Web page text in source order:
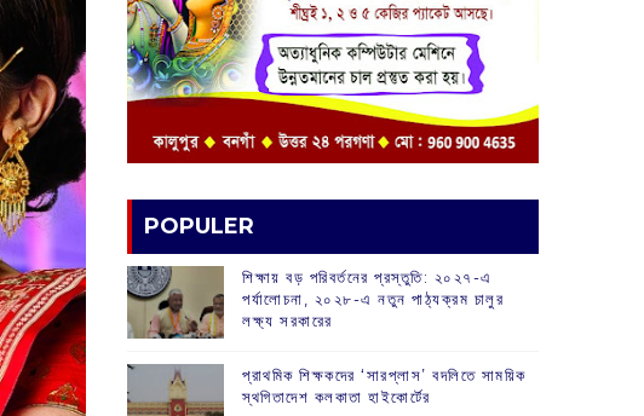
POPULER
শিক্ষায় বড় পরিবর্তনের প্রস্তুতি: ২০২৭-এ
পর্যালোচনা, ২০২৮-এ নতুন পাঠ্যক্রম চালুর
লক্ষ্য সরকারের
প্রাথমিক শিক্ষকদের ‘সারপ্লাস’ বদলিতে সাময়িক
স্থগিতাদেশ কলকাতা হাইকোর্টের